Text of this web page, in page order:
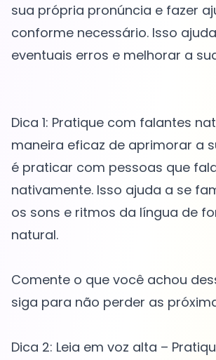
sua própria pronúncia e fazer
conforme necessário. Isso
eventuais erros e melhorar a
Dica 1: Pratique com falantes
maneira eficaz de aprimorar a
é praticar com pessoas que
nativamente. Isso ajuda a se
os sons e ritmos da língua de
natural.
Comente o que você achou
siga para não perder as
Dica 2: Leia em voz alta –